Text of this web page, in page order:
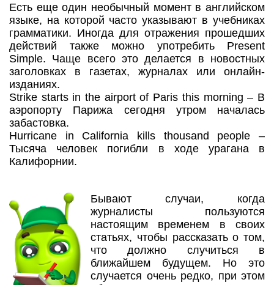
Есть еще один необычный момент в английском
языке, на которой часто указывают в учебниках
грамматики. Иногда для отражения прошедших
действий также можно употребить Present
Simple. Чаще всего это делается в новостных
заголовках в газетах, журналах или онлайн-
изданиях.
Strike starts in the airport of Paris this morning – В
аэропорту Парижа сегодня утром началась
забастовка.
Hurricane in California kills thousand people –
Тысяча человек погибли в ходе урагана в
Калифорнии.
Бывают случаи, когда
журналисты пользуются
настоящим временем в своих
статьях, чтобы рассказать о том,
что должно случиться в
ближайшем будущем. Но это
случается очень редко, при этом